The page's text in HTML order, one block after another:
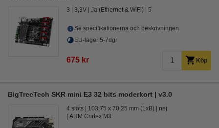
3 3,3V Ja (Ethernet & WiFi) 5
Se specifikationerna och beskrivningen
EU-lager 5-7dgr
675 kr Köp
BigTreeTech SKR mini E3 32 bits moderkort | v3.0
4 slots 103,75 x 70,25 mm (LxB)
nej
ARM Cortex M3